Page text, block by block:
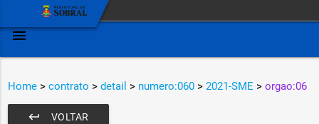
menu
Home > contrato > detail > numero:060 > 2021-SME > orgao:06
VOLTAR
keyboard_return